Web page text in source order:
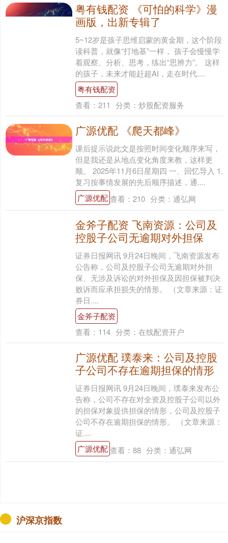
粤有钱配资 《可怕的科学》漫
画版，出新专辑了
5~12岁是孩子思维启蒙的黄金期，这个阶段
读科普，就像“打地基”一样， 孩子会慢慢学
着观察、分析、思考，练出“思辨力”。 这样
的孩子，未来才能赶超AI，走在时代....
粤有钱配资
查看： 211 分类： 炒股配资服务
广源优配 《爬天都峰》
课后提示说此文是按照时间变化顺序来写，
但是我还是从地点变化角度来教，这样更
顺。 2025年11月6日星期四 一、回忆导入 1.
复习按事情发展的先后顺序描述，通....
广源优配查看： 210 分类： 通弘网
金斧子配资 飞南资源：公司及
控股子公司无逾期对外担保
证券日报网讯 9月24日晚间，飞南资源发布
公告称，公司及控股子公司无逾期对外担
保、无涉及诉讼的对外担保及因担保被判决
败诉而应承担损失的情形。 （文章来源：证
券日....
金斧子配资
查看： 114 分类： 在线配资开户
广源优配 璞泰来：公司及控股
子公司不存在逾期担保的情形
证券日报网讯 9月24日晚间，璞泰来发布公
告称，公司不存在对全资及控股子公司以外
的担保对象提供担保的情形，公司及控股子
公司不存在逾期担保的情形。 （文章来源：
证....
广源优配查看： 88 分类： 通弘网
沪深京指数